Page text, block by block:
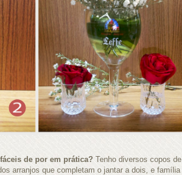
de por em prática? Tenho diversos copos de
arranjos que completam o jantar a dois, e família